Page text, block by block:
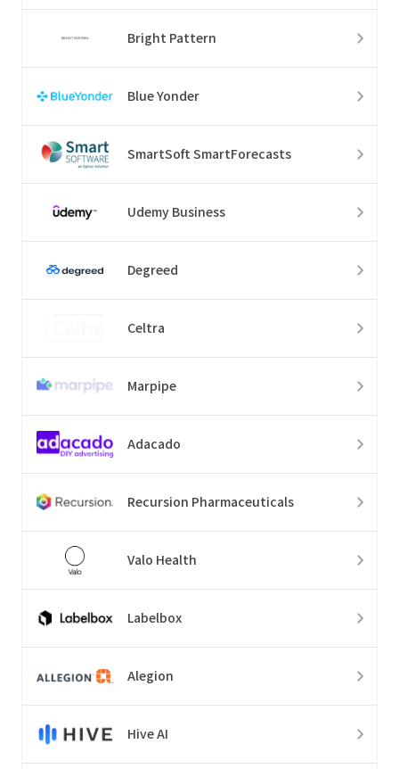
Bright Pattern
Blue Yonder
SmartSoft SmartForecasts
Udemy Business
Degreed
Celtra
Marpipe
Adacado
Recursion Pharmaceuticals
Valo Health
Labelbox
Alegion
Hive AI